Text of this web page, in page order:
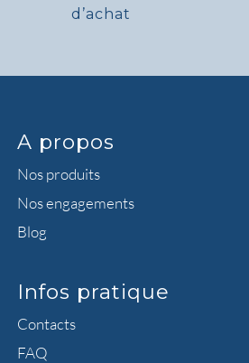
d’achat
A propos
Nos produits
Nos engagements
Blog
Infos pratique
Contacts
FAQ